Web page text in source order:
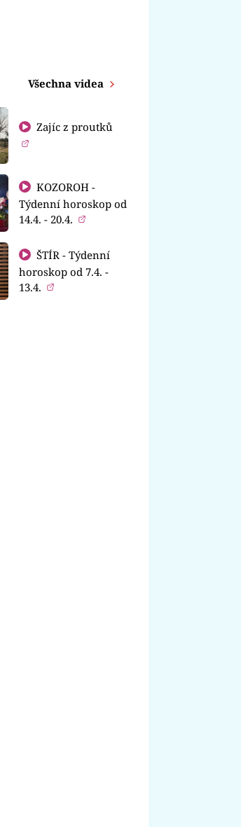
Všechna videa
Zajíc z proutků
KOZOROH -
Týdenní horoskop od
14.4. - 20.4.
ŠTÍR - Týdenní
horoskop od 7.4. -
13.4.